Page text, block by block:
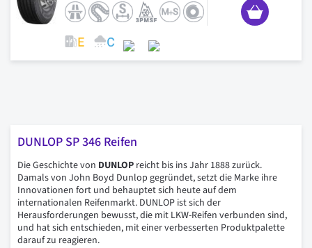
DUNLOP SP 346 Reifen
Die Geschichte von DUNLOP reicht bis ins Jahr 1888 zurück.
Damals von John Boyd Dunlop gegründet, setzt die Marke ihre
Innovationen fort und behauptet sich heute auf dem
internationalen Reifenmarkt. DUNLOP ist sich der
Herausforderungen bewusst, die mit LKW-Reifen verbunden sind,
und hat sich entschieden, mit einer verbesserten Produktpalette
darauf zu reagieren.